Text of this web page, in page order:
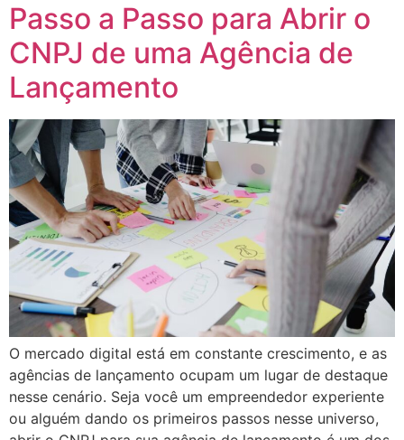
Passo a Passo para Abrir o
CNPJ de uma Agência de
Lançamento
O mercado digital está em constante crescimento, e as
agências de lançamento ocupam um lugar de destaque
nesse cenário. Seja você um empreendedor experiente
ou alguém dando os primeiros passos nesse universo,